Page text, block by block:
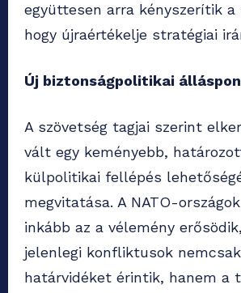
együttesen arra kényszerítik a
hogy újraértékelje stratégiai
Új biztonságpolitikai
A szövetség tagjai szerint
vált egy keményebb,
külpolitikai fellépés
megvitatása. A NATO-
inkább az a vélemény
jelenlegi konfliktusok
határvidéket érintik, hanem a